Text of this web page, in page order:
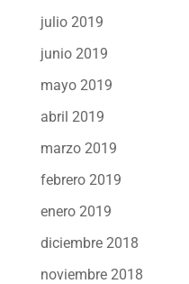
julio 2019
junio 2019
mayo 2019
abril 2019
marzo 2019
febrero 2019
enero 2019
diciembre 2018
noviembre 2018